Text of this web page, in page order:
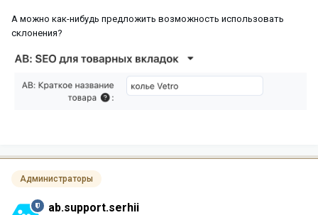
А можно как-нибудь предложить возможность использовать
склонения?
Администраторы
ab.support.serhii